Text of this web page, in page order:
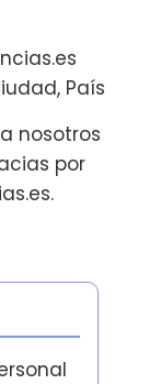
País
nosotros
por